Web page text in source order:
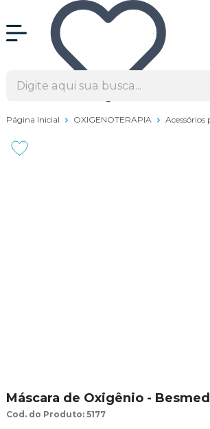
Página Inicial OXIGENOTERAPIA
Máscara de Oxigênio - Besmed
Cod. do Produto: 5177